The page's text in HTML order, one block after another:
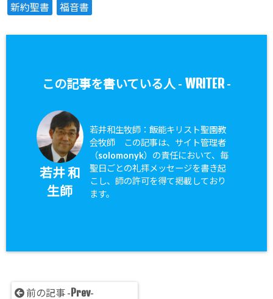
新約聖書 福音書
この記事を書いている人 - WRITER -
若井 和
生師
若井和生牧師：飯能キリスト聖園教
会牧師 この記事は、サイト管理者
（solomonyk）の責任において、毎
聖日ごとの礼拝メッセージを書き起
こし、師の許可を得て掲載しており
ます。
前の記事 -Prev-